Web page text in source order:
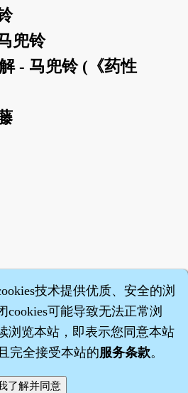
兜铃
- 马兜铃 (《药性
沈药子©2008～2026
技术提供优质、安全的浏
cookies可能导致无法正常浏
浏览本站，即表示您同意本站
完全接受本站的服务条款。